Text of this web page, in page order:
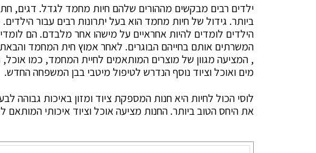
ילדים רבים מבקשים מההורים שלהם חיות מחמד לגדל. דגים,
ביותר. גידול של חיות מחמד הוא בעל יתרונות רבים עבור
הילדים לומדים להיות אחראיים על מישהו אחר מלבדם. הם
המשרתים אותם בחייהם הבוגרים. לאחר אמוץ חית המחמד
, המציעה מגוון של מוצרים המותאמים לחיית המחמד, כמו
מים ואוכל וציוד נוסף הנדרש לטיפול מיטבי בבן המשפחה החדש.
לוסי הכול לחיות היא חנות המספקת ציוד ומזון באיכות גבוהה
את היחס הטוב ביותר. החנות מציעה אוכל וציוד איכותי המותאם